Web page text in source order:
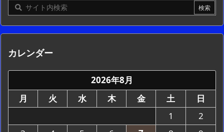
カレンダー
2026年8月
月
火 水 木 金 土
日
1
2